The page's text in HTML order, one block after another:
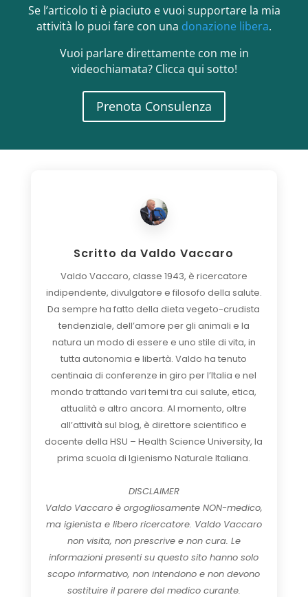
Se l’articolo ti è piaciuto e vuoi supportare la mia
attività lo puoi fare con una donazione libera.
Vuoi parlare direttamente con me in
videochiamata? Clicca qui sotto!
Prenota Consulenza
Scritto daValdo Vaccaro
Valdo Vaccaro, classe 1943, è ricercatore
indipendente, divulgatore e filosofo della salute.
Da sempre ha fatto della dieta vegeto-crudista
tendenziale, dell’amore per gli animali e la
natura un modo di essere e uno stile di vita, in
tutta autonomia e libertà. Valdo ha tenuto
centinaia di conferenze in giro per l’Italia e nel
mondo trattando vari temi tra cui salute, etica,
attualità e altro ancora. Al momento, oltre
all’attività sul blog, è direttore scientifico e
docente della HSU – Health Science University, la
prima scuola di Igienismo Naturale Italiana.
DISCLAIMER
Valdo Vaccaro è orgogliosamente NON-medico,
ma igienista e libero ricercatore. Valdo Vaccaro
non visita, non prescrive e non cura. Le
informazioni presenti su questo sito hanno solo
scopo informativo, non intendono e non devono
sostituire il parere del medico curante.